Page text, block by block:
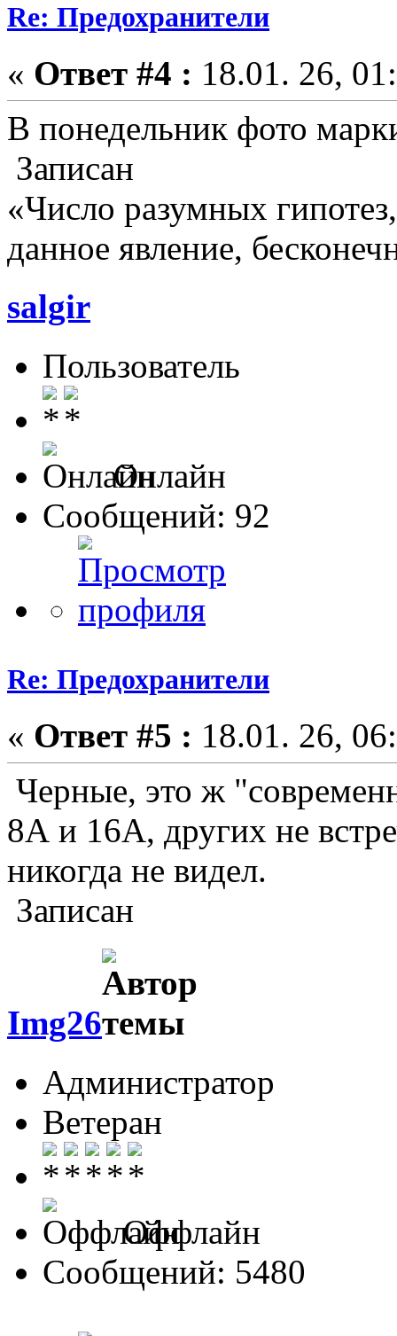
Re: Предохранители
« Ответ #4 : 18.01. 26,
В понедельник фото
Записан
«Число разумных
данное явление,
salgir
Пользователь
Онлайн
Сообщений: 92
Re: Предохранители
« Ответ #5 : 18.01. 26,
Черные, это ж
8А и 16А, других не
никогда не видел.
Записан
Img26
Администратор
Ветеран
Оффлайн
Сообщений: 5480